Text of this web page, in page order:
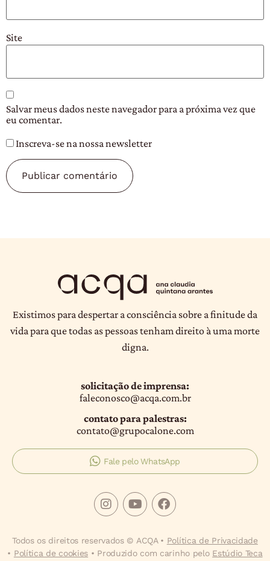
Site
Salvar meus dados neste navegador para a próxima vez que
eu comentar.
Inscreva-se na nossa newsletter
Existimos para despertar a consciência sobre a finitude da
vida para que todas as pessoas tenham direito à uma morte
digna.
solicitação de imprensa:
faleconosco@acqa.com.br
contato para palestras:
contato@grupocalone.com
Fale pelo WhatsApp
Todos os direitos reservados © ACQA • Política de Privacidade
• Política de cookies • Produzido com carinho pelo Estúdio Teca